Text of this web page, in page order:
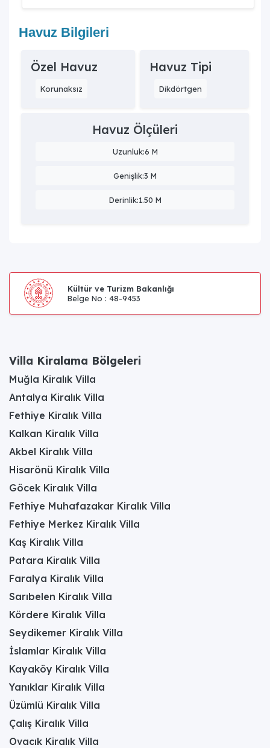
Havuz Bilgileri
Özel Havuz
Korunaksız
Havuz Tipi
Dikdörtgen
Havuz Ölçüleri
Uzunluk:6 M
Genişlik:3 M
Derinlik:1.50 M
Kültür ve Turizm Bakanlığı
Belge No : 48-9453
Villa Kiralama Bölgeleri
Muğla Kiralık Villa
Antalya Kiralık Villa
Fethiye Kiralık Villa
Kalkan Kiralık Villa
Akbel Kiralık Villa
Hisarönü Kiralık Villa
Göcek Kiralık Villa
Fethiye Muhafazakar Kiralık Villa
Fethiye Merkez Kiralık Villa
Kaş Kiralık Villa
Patara Kiralık Villa
Faralya Kiralık Villa
Sarıbelen Kiralık Villa
Kördere Kiralık Villa
Seydikemer Kiralık Villa
İslamlar Kiralık Villa
Kayaköy Kiralık Villa
Yanıklar Kiralık Villa
Üzümlü Kiralık Villa
Çalış Kiralık Villa
Ovacık Kiralık Villa